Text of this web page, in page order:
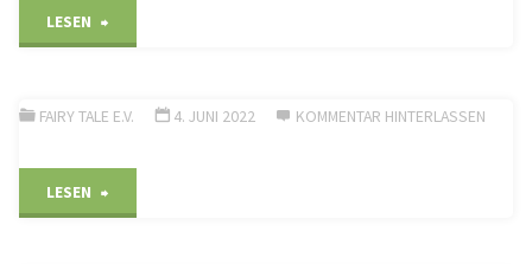
am
20.01.2023
die
LESEN
FAIRY TALE E.V. 4. JUNI 2022 KOMMENTAR HINTERLASSEN
LESEN